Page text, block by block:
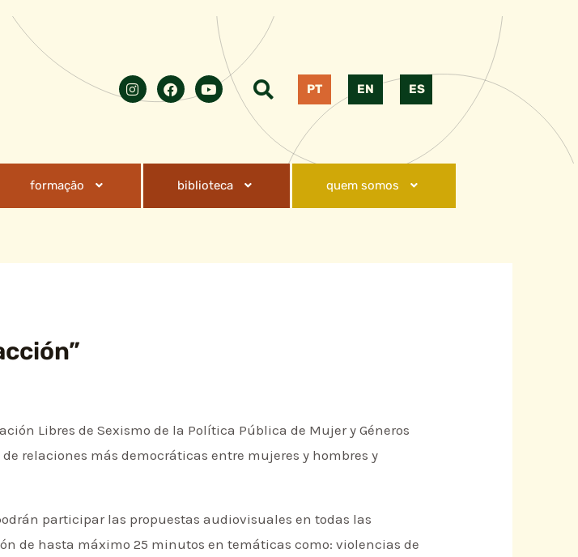
PT EN ES
formação biblioteca quem somos
Libres de Sexismo de la Política Pública de Mujer y Géneros
relaciones más democráticas entre mujeres y hombres y
podrán participar las propuestas audiovisuales en todas las
de hasta máximo 25 minutos en temáticas como: violencias de